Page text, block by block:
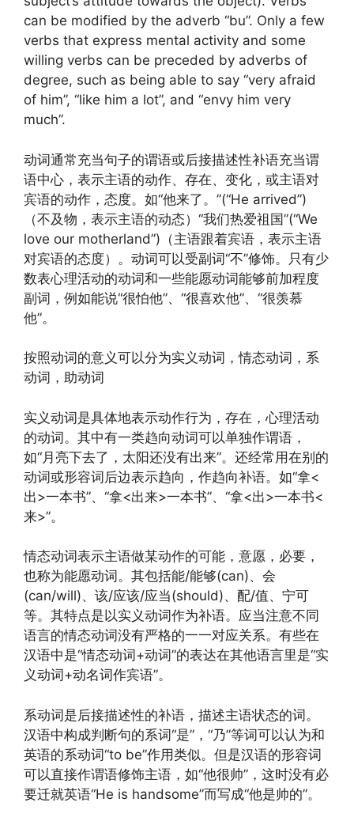
can be modified by the adverb “bu”. Only a few
verbs that express mental activity and some
willing verbs can be preceded by adverbs of
degree, such as being able to say “very afraid
of him”, “like him a lot”, and “envy him very
much”.
动词通常充当句子的谓语或后接描述性补语充当谓
语中心，表示主语的动作、存在、变化，或主语对
宾语的动作，态度。如“他来了。”(“He arrived”)
（不及物，表示主语的动态）“我们热爱祖国”(“We
love our motherland”)（主语跟着宾语，表示主语
对宾语的态度）。动词可以受副词“不”修饰。只有少
数表心理活动的动词和一些能愿动词能够前加程度
副词，例如能说“很怕他”、“很喜欢他”、“很羡慕
他”。
按照动词的意义可以分为实义动词，情态动词，系
动词，助动词
实义动词是具体地表示动作行为，存在，心理活动
的动词。其中有一类趋向动词可以单独作谓语，
如“月亮下去了，太阳还没有出来”。还经常用在别的
动词或形容词后边表示趋向，作趋向补语。如“拿<
出>一本书”、“拿<出来>一本书”、“拿<出>一本书<
来>”。
情态动词表示主语做某动作的可能，意愿，必要，
也称为能愿动词。其包括能/能够(can)、会
(can/will)、该/应该/应当(should)、配/值、宁可
等。其特点是以实义动词作为补语。应当注意不同
语言的情态动词没有严格的一一对应关系。有些在
汉语中是“情态动词+动词”的表达在其他语言里是“实
义动词+动名词作宾语”。
系动词是后接描述性的补语，描述主语状态的词。
汉语中构成判断句的系词“是”，“乃”等词可以认为和
英语的系动词“to be”作用类似。但是汉语的形容词
可以直接作谓语修饰主语，如“他很帅”，这时没有必
要迁就英语“He is handsome”而写成“他是帅的”。